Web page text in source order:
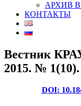
АРХИВ
КОНТАКТЫ
Вестник
2015. № 1(10).
DOI: